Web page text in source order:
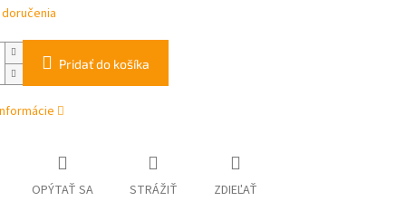
Pridať do košíka
OPÝTAŤ SA STRÁŽIŤ ZDIEĽAŤ